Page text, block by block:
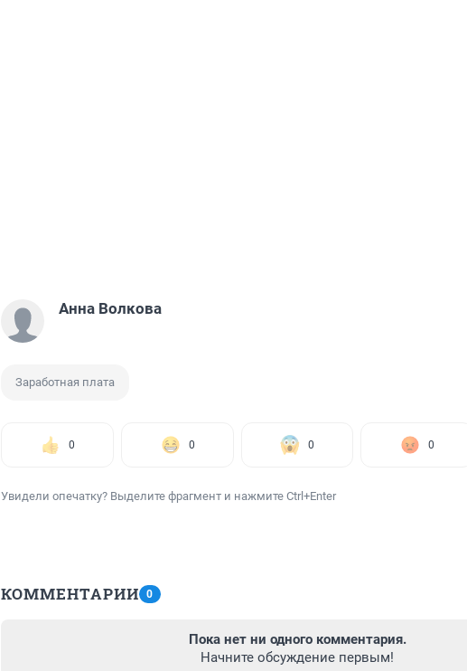
Анна Волкова
Заработная плата
0 0 0 0
Увидели опечатку? Выделите фрагмент и нажмите Ctrl+Enter
КОММЕНТАРИИ 0
Пока нет ни одного комментария.
Начните обсуждение первым!